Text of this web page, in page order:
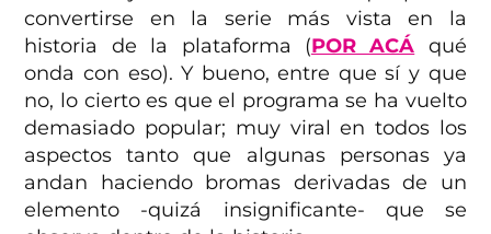
convertirse en la serie más vista en la
historia de la plataforma (POR ACÁ qué
onda con eso). Y bueno, entre que sí y que
no, lo cierto es que el programa se ha vuelto
demasiado popular; muy viral en todos los
aspectos tanto que algunas personas ya
andan haciendo bromas derivadas de un
elemento -quizá insignificante- que se